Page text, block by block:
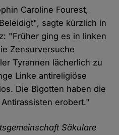
Caroline Fourest,
sagte kürzlich in
: "Früher ging es in linken
Zensurversuche
Tyrannen lächerlich zu
Linke antireligiöse
Die Bigotten haben die
erobert."
Säkulare